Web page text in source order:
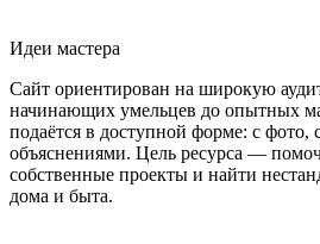
Идеи мастера
Сайт ориентирован на широкую
начинающих умельцев до опытных
подаётся в доступной форме: с
объяснениями. Цель ресурса —
собственные проекты и найти
дома и быта.